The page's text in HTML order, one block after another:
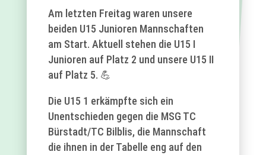
Am letzten Freitag waren unsere
beiden U15 Junioren Mannschaften
am Start. Aktuell stehen die U15 I
Junioren auf Platz 2 und unsere U15 II
auf Platz 5. 💪
Die U15 1 erkämpfte sich ein
Unentschieden gegen die MSG TC
Bürstadt/TC Bilblis, die Mannschaft
die ihnen in der Tabelle eng auf den